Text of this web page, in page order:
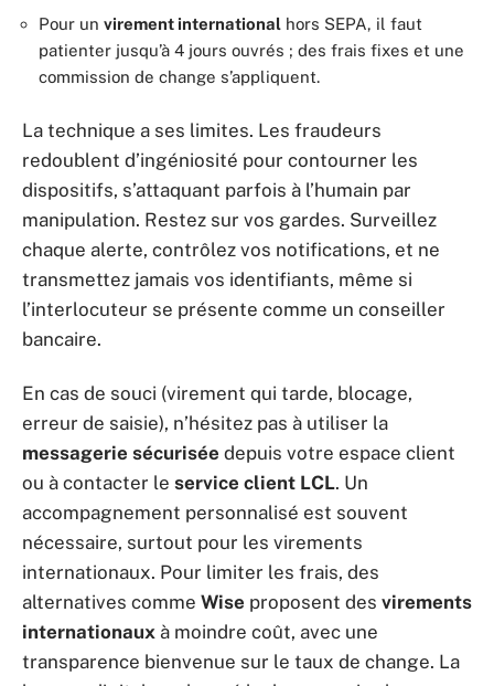
Pour un virement international hors SEPA, il faut
patienter jusqu’à 4 jours ouvrés ; des frais fixes et une
commission de change s’appliquent.
La technique a ses limites. Les fraudeurs
redoublent d’ingéniosité pour contourner les
dispositifs, s’attaquant parfois à l’humain par
manipulation. Restez sur vos gardes. Surveillez
chaque alerte, contrôlez vos notifications, et ne
transmettez jamais vos identifiants, même si
l’interlocuteur se présente comme un conseiller
bancaire.
En cas de souci (virement qui tarde, blocage,
erreur de saisie), n’hésitez pas à utiliser la
messagerie sécurisée depuis votre espace client
ou à contacter le service client LCL. Un
accompagnement personnalisé est souvent
nécessaire, surtout pour les virements
internationaux. Pour limiter les frais, des
alternatives comme Wise proposent des virements
internationaux à moindre coût, avec une
transparence bienvenue sur le taux de change. La